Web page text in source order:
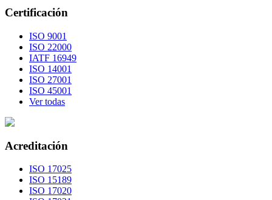
Certificación
ISO 9001
ISO 22000
IATF 16949
ISO 14001
ISO 27001
ISO 45001
Ver todas
Acreditación
ISO 17025
ISO 15189
ISO 17020